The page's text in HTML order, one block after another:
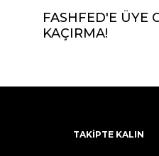
FASHFED'E ÜYE
KAÇIRMA!
TAKİPTE KALIN